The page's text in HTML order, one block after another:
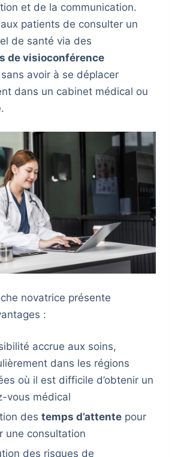
et de la communication.
patients de consulter un
de santé via des
de visioconférence
avoir à se déplacer
dans un cabinet médical ou
novatrice présente
:
accrue aux soins,
dans les régions
où il est difficile d’obtenir un
vous médical
destemps d’attente pour
une consultation
des risques de